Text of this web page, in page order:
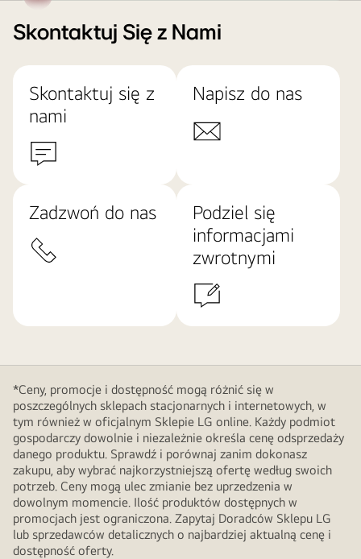
Update
Skontaktuj Się z Nami
Skontaktuj się z
nami
Napisz do nas
Zadzwoń do nas
Podziel się
informacjami
zwrotnymi
*Ceny, promocje i dostępność mogą różnić się w
poszczególnych sklepach stacjonarnych i internetowych, w
tym również w oficjalnym Sklepie LG online. Każdy podmiot
gospodarczy dowolnie i niezależnie określa cenę odsprzedaży
danego produktu. Sprawdź i porównaj zanim dokonasz
zakupu, aby wybrać najkorzystniejszą ofertę według swoich
potrzeb. Ceny mogą ulec zmianie bez uprzedzenia w
dowolnym momencie. Ilość produktów dostępnych w
promocjach jest ograniczona. Zapytaj Doradców Sklepu LG
lub sprzedawców detalicznych o najbardziej aktualną cenę i
dostępność oferty.